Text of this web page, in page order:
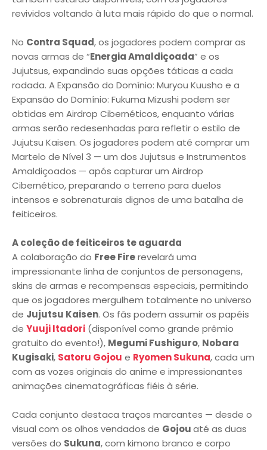
revividos voltando à luta mais rápido do que o normal.
No Contra Squad, os jogadores podem comprar as
novas armas de “Energia Amaldiçoada” e os
Jujutsus, expandindo suas opções táticas a cada
rodada. A Expansão do Domínio: Muryou Kuusho e a
Expansão do Domínio: Fukuma Mizushi podem ser
obtidas em Airdrop Cibernéticos, enquanto várias
armas serão redesenhadas para refletir o estilo de
Jujutsu Kaisen. Os jogadores podem até comprar um
Martelo de Nível 3 — um dos Jujutsus e Instrumentos
Amaldiçoados — após capturar um Airdrop
Cibernético, preparando o terreno para duelos
intensos e sobrenaturais dignos de uma batalha de
feiticeiros.
A coleção de feiticeiros te aguarda
A colaboração do Free Firerevelará uma
impressionante linha de conjuntos de personagens,
skins de armas e recompensas especiais, permitindo
que os jogadores mergulhem totalmente no universo
de Jujutsu Kaisen. Os fãs podem assumir os papéis
de Yuuji Itadori (disponível como grande prêmio
gratuito do evento!), Megumi Fushiguro, Nobara
Kugisaki, Satoru Gojou e Ryomen Sukuna, cada um
com as vozes originais do anime e impressionantes
animações cinematográficas fiéis à série.
Cada conjunto destaca traços marcantes — desde o
visual com os olhos vendados de Gojouaté as duas
versões do Sukuna, com kimono branco e corpo